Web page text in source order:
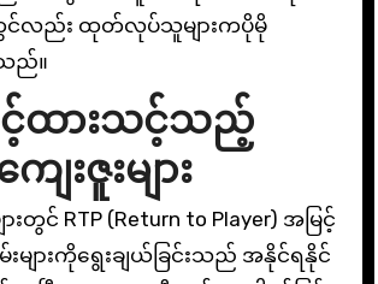
တွင်လည်း ထုတ်လုပ်သူများကပိုမို
ည်။
င့်ထားသင့်သည့်
ေးဇူးများ
ားတွင် RTP (Return to Player) အမြင့်
းများကိုရွေးချယ်ခြင်းသည် အနိုင်ရနိုင်